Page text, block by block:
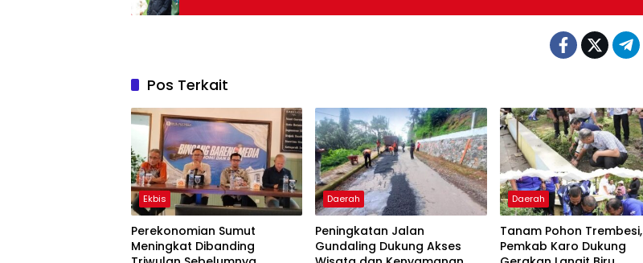
Pos Terkait
Ekbis
Perekonomian Sumut
Meningkat Dibanding
Daerah
Peningkatan Jalan
Gundaling Dukung Akses
Daerah
Tanam Pohon Trembesi,
Pemkab Karo Dukung